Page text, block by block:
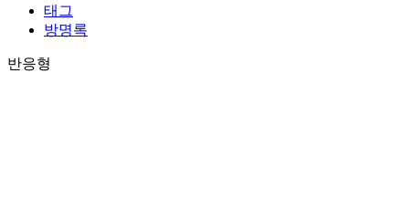
태그
방명록
반응형